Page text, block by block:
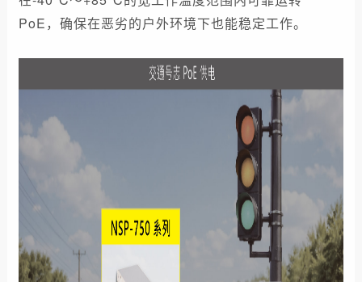
PoE，确保在恶劣的户外环境下也能稳定工作。